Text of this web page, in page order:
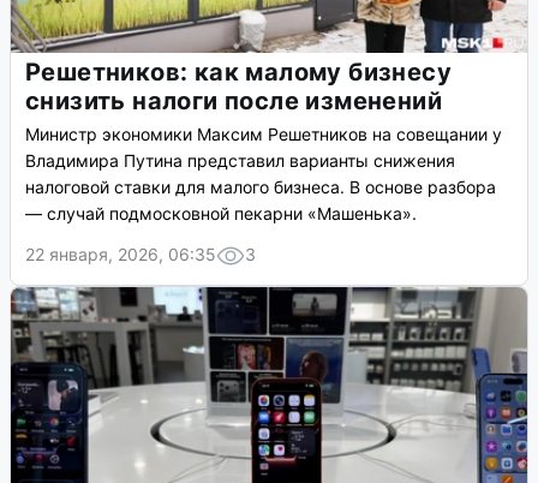
Решетников: как малому бизнесу
снизить налоги после изменений
Министр экономики Максим Решетников на совещании у
Владимира Путина представил варианты снижения
налоговой ставки для малого бизнеса. В основе разбора
— случай подмосковной пекарни «Машенька».
22 января, 2026, 06:35
3